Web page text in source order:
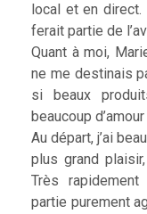
local et en
ferait partie de
Quant à moi,
ne me destinais
si beaux
beaucoup
Au départ, j’ai
plus grand
Très
partie purement